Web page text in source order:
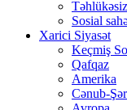
Sosial
Xarici Siyasət
Keçmiş
Qafqaz
Amerika
Cənub-